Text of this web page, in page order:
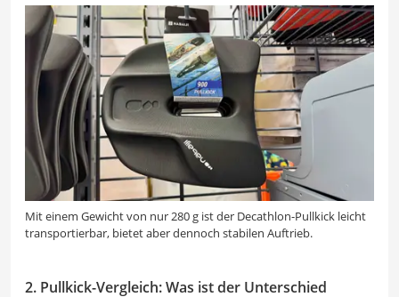
Mit einem Gewicht von nur 280 g ist der Decathlon-Pullkick leicht
transportierbar, bietet aber dennoch stabilen Auftrieb.
2. Pullkick-Vergleich: Was ist der Unterschied